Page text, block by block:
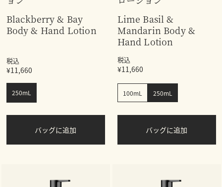
Blackberry & Bay
Body & Hand Lotion
税込
¥11,660
250mL
バッグに追加
Lime Basil &
Mandarin Body &
Hand Lotion
税込
¥11,660
100mL 250mL
バッグに追加